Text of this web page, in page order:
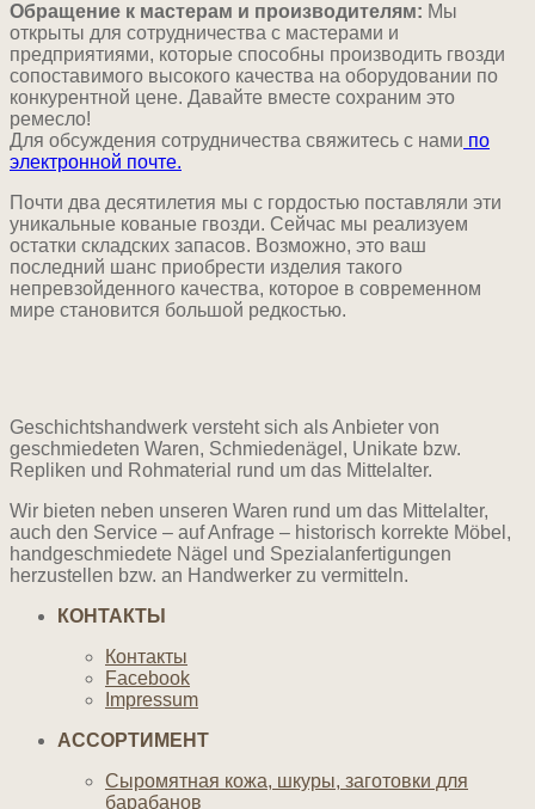
Обращение к мастерам и производителям: Мы
открыты для сотрудничества с мастерами и
предприятиями, которые способны производить гвозди
сопоставимого высокого качества на оборудовании по
конкурентной цене. Давайте вместе сохраним это
ремесло!
Для обсуждения сотрудничества свяжитесь с нами по
электронной почте.
Почти два десятилетия мы с гордостью поставляли эти
уникальные кованые гвозди. Сейчас мы реализуем
остатки складских запасов. Возможно, это ваш
последний шанс приобрести изделия такого
непревзойденного качества, которое в современном
мире становится большой редкостью.
Geschichtshandwerk versteht sich als Anbieter von
geschmiedeten Waren, Schmiedenägel, Unikate bzw.
Repliken und Rohmaterial rund um das Mittelalter.
Wir bieten neben unseren Waren rund um das Mittelalter,
auch den Service – auf Anfrage – historisch korrekte Möbel,
handgeschmiedete Nägel und Spezialanfertigungen
herzustellen bzw. an Handwerker zu vermitteln.
КОНТАКТЫ
Контакты
Facebook
Impressum
АССОРТИМЕНТ
Сыромятная кожа, шкуры, заготовки для
барабанов